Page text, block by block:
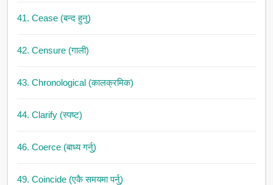
41. Cease (बन्द हुनु)
42. Censure (गाली)
43. Chronological (कालक्रमिक)
44. Clarify (स्पष्ट)
46. Coerce (बाध्य गर्नु)
49. Coincide (एकै समयमा पर्नु)